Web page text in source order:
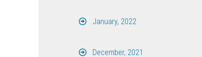
January, 2022
December, 2021